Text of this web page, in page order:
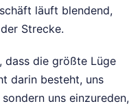
läuft blendend,
Strecke.
dass die größte Lüge
darin besteht, uns
uns einzureden,